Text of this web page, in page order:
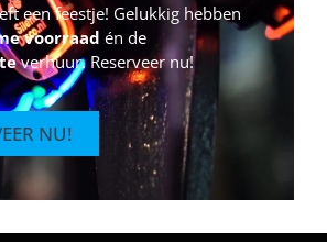
een feestje! Gelukkig hebben
voorraad én de
verhuur. Reserveer nu!
NU!